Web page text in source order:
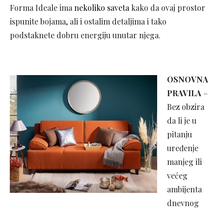
Forma Ideale ima nekoliko saveta kako da ovaj prostor
ispunite bojama, ali i ostalim detaljima i tako
podstaknete dobru energiju unutar njega.
OSNOVNA
PRAVILA –
Bez obzira
da li je u
pitanju
uređenje
manjeg ili
većeg
ambijenta
dnevnog